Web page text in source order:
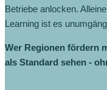
Betriebe anlocken.
Learning ist es
Wer Regionen fördern
als Standard sehen -